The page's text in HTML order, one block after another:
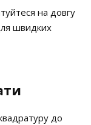
на довгу
швидких
до